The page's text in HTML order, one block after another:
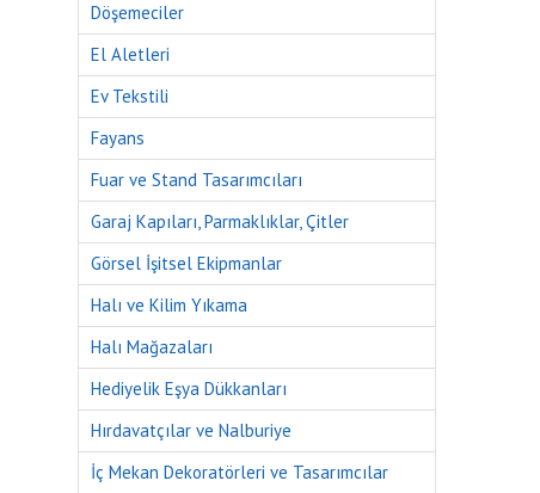
Döşemeciler
El Aletleri
Ev Tekstili
Fayans
Fuar ve Stand Tasarımcıları
Garaj Kapıları, Parmaklıklar, Çitler
Görsel İşitsel Ekipmanlar
Halı ve Kilim Yıkama
Halı Mağazaları
Hediyelik Eşya Dükkanları
Hırdavatçılar ve Nalburiye
İç Mekan Dekoratörleri ve Tasarımcılar